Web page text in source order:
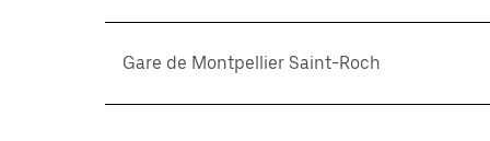
Gare de Montpellier Saint-Roch